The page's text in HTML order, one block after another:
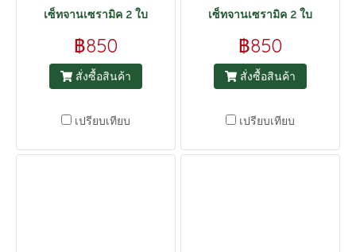
เซ็ทจานเซรามิค 2 ใบ
฿850
สั่งซื้อสินค้า
เปรียบเทียบ
เซ็ทจานเซรามิค 2 ใบ
฿850
สั่งซื้อสินค้า
เปรียบเทียบ